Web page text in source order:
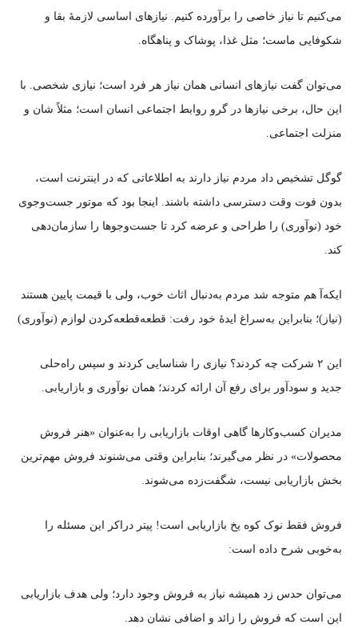
می‌کنیم تا نیاز خاصی را برآورده کنیم. نیازهای اساسی لازمهٔ بقا و
شکوفایی ماست؛ مثل غذا، پوشاک و پناهگاه.
می‌توان گفت نیازهای انسانی همان نیاز هر فرد است؛ نیازی شخصی. با
این حال، برخی نیازها در گرو روابط اجتماعی انسان است؛ مثلاً‌ شان و
منزلت اجتماعی.
گوگل تشخیص داد مردم نیاز دارند به اطلاعاتی که در اینترنت است،
بدون فوت وقت دسترسی داشته باشند. اینجا بود که موتور جست‌وجوی
خود (نوآوری) را طراحی و عرضه کرد تا جست‌وجوها را سازمان‌دهی
کند.
ایکه‌آ هم متوجه شد مردم به‌دنبال اثاث خوب، ولی با قیمت پایین هستند
(نیاز)؛ بنابراین به‌سراغ ایدهٔ خود رفت: قطعه‌قطعه‌کردن لوازم (نوآوری)
این ۲ شرکت چه کردند؟ نیازی را شناسایی کردند و سپس راه‌حلی
جدید و سودآور برای رفع آن ارائه کردند؛ همان نوآوری و بازاریابی.
مدیران کسب‌وکارها گاهی اوقات بازاریابی را به‌عنوان «هنر فروش
محصولات» در نظر می‌گیرند؛ بنابراین وقتی می‌شنوند فروش مهم‌ترین
بخش بازاریابی نیست، شگفت‌زده می‌شوند.
فروش فقط نوک کوه یخ بازاریابی است!‌ پیتر دراکر این مسئله را
به‌خوبی شرح داده است:
می‌توان حدس زد همیشه نیاز به فروش وجود دارد؛ ولی هدف بازاریابی
این است که فروش را زائد و اضافی نشان دهد.